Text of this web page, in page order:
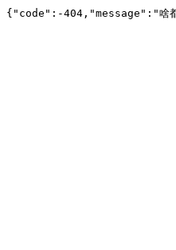
{"code":-404,"message":"